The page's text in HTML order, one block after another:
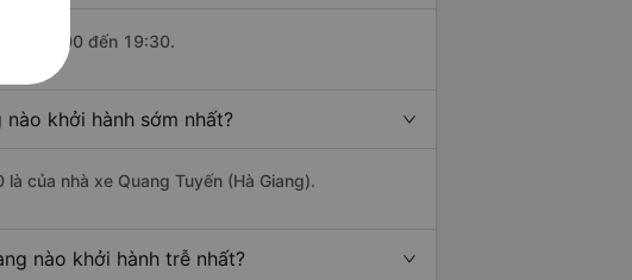
từ 7:00 đến 19:30.
khởi hành sớm nhất?
của nhà xe Quang Tuyến (Hà Giang).
nào khởi hành trễ nhất?